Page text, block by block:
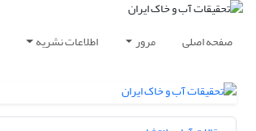
صفحه اصلی مرور اطلاعات نشریه